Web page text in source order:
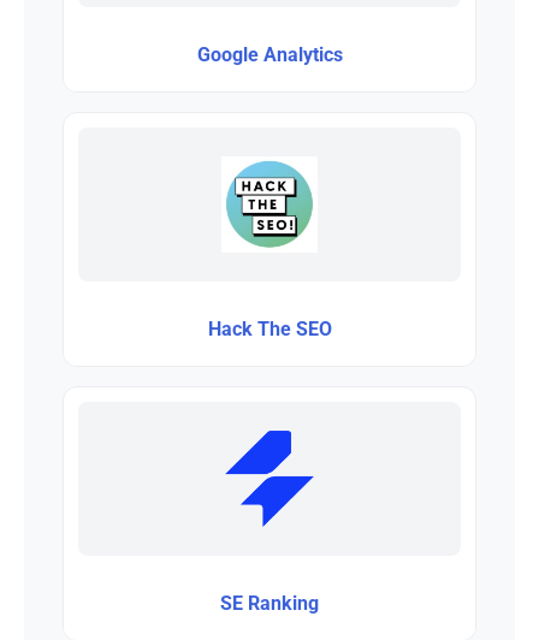
Google Analytics
Hack The SEO
SE Ranking